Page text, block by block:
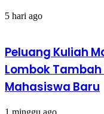
5 hari ago
Peluang Kuliah
Lombok
Mahasiswa Baru
1 minggu ago